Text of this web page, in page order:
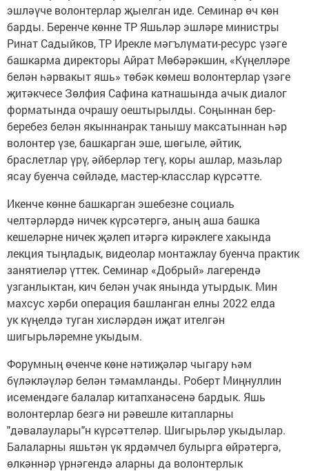
эшләүче волонтерлар җыелган иде. Семинар өч көн
барды. Беренче көнне ТР Яшьләр эшләре министры
Ринат Садыйков, ТР Ирекле мәгълүмати-ресурс үзәге
башкарма директоры Айрат Мөбәрәкшин, «Күңелләре
белән һәрвакыт яшь» төбәк көмеш волонтерлар үзәге
җитәкчесе Зөлфия Сафина катнашында ачык диалог
форматында очрашу оештырылды. Соңыннан бер-
беребез белән якыннанрак танышу максатыннан һәр
волонтер үзе, башкарган эше, шөгыле, әйтик,
браслетлар үрү, әйберләр тегү, коры ашлар, мазьлар
ясау буенча сөйләде, мастер-класслар күрсәтте.
Икенче көнне башкарган эшебезне социаль
челтәрләрдә ничек күрсәтергә, аның аша башка
кешеләрне ничек җәлеп итәргә кирәклеге хакында
лекция тыңладык, видеолар монтажлау буенча практик
занятиеләр үттек. Семинар «Добрый» лагерендә
узганлыктан, кич белән учак янында утырдык. Мин
махсус хәрби операция башланган елны 2022 елда
ук күңелдә туган хисләрдән иҗат ителгән
шигырьләремне укыдым.
Форумның өченче көне нәтиҗәләр чыгару һәм
бүләкләүләр белән тәмамланды. Роберт Миңнуллин
исемендәге балалар китапханәсенә бардык. Яшь
волонтерлар безгә ни рәвешле китапларны
"дәвалаулары"н күрсәттеләр. Шигырьләр укыдылар.
Балаларны яшьтән үк ярдәмчел булырга өйрәтергә,
өлкәннәр үрнәгендә аларны да волонтерлык